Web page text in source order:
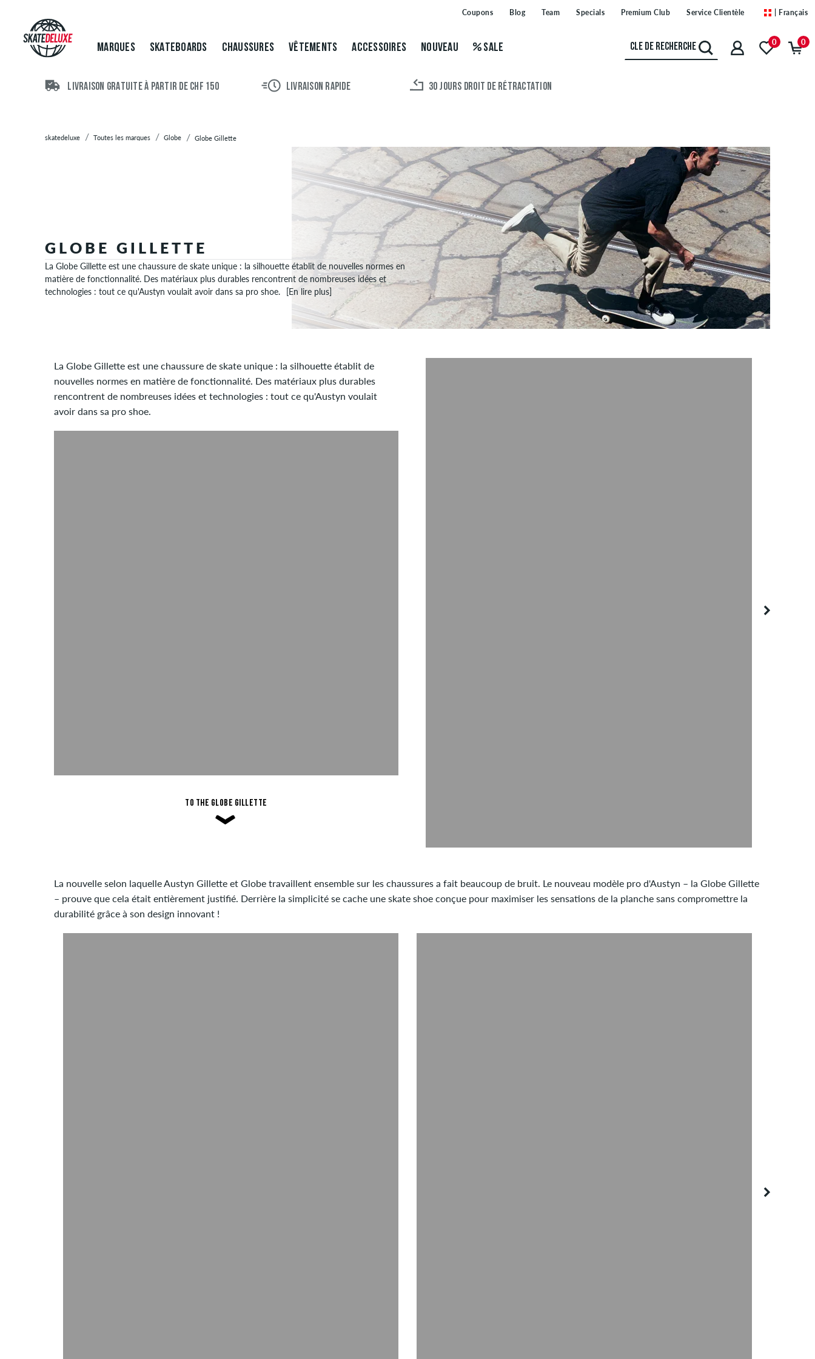
Skateboards
Chaussures
Vêtements
Nouveau
Coupons Blog Team Specials Premium Club Service Clientèle | Français
MARQUES SKATEBOARDS CHAUSSURES VÊTEMENTS ACCESSOIRES NOUVEAU SALE 0 0
LIVRAISON GRATUITE À PARTIR DE CHF 150 LIVRAISON RAPIDE 30 JOURS DROIT DE RÉTRACTATION
skatedeluxe Toutes les marques Globe Globe Gillette
GLOBE GILLETTE
La Globe Gillette est une chaussure de skate unique : la silhouette établit de nouvelles normes en
matière de fonctionnalité. Des matériaux plus durables rencontrent de nombreuses idées et
technologies : tout ce qu'Austyn voulait avoir dans sa pro shoe.
[En lire plus]
La Globe Gillette est une chaussure de skate unique : la silhouette établit de
nouvelles normes en matière de fonctionnalité. Des matériaux plus durables
rencontrent de nombreuses idées et technologies : tout ce qu'Austyn voulait
avoir dans sa pro shoe.
to the Globe Gillette
La nouvelle selon laquelle Austyn Gillette et Globe travaillent ensemble sur les chaussures a fait beaucoup de bruit. Le nouveau modèle pro d'Austyn – la Globe Gillette
– prouve que cela était entièrement justifié. Derrière la simplicité se cache une skate shoe conçue pour maximiser les sensations de la planche sans compromettre la
durabilité grâce à son design innovant !